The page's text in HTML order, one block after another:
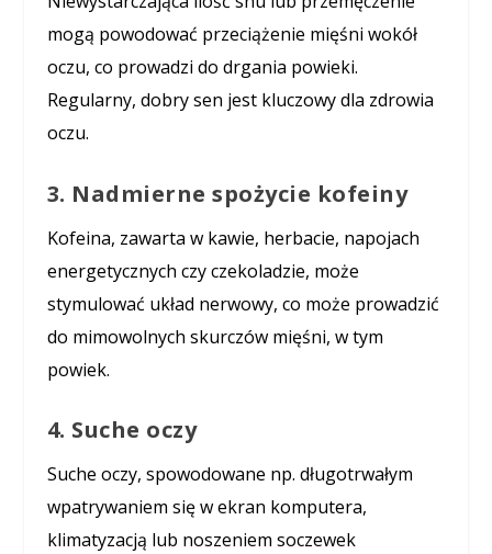
mogą powodować przeciążenie mięśni wokół
oczu, co prowadzi do drgania powieki.
Regularny, dobry sen jest kluczowy dla zdrowia
oczu.
3. Nadmierne spożycie kofeiny
Kofeina, zawarta w kawie, herbacie, napojach
energetycznych czy czekoladzie, może
stymulować układ nerwowy, co może prowadzić
do mimowolnych skurczów mięśni, w tym
powiek.
4. Suche oczy
Suche oczy, spowodowane np. długotrwałym
wpatrywaniem się w ekran komputera,
klimatyzacją lub noszeniem soczewek